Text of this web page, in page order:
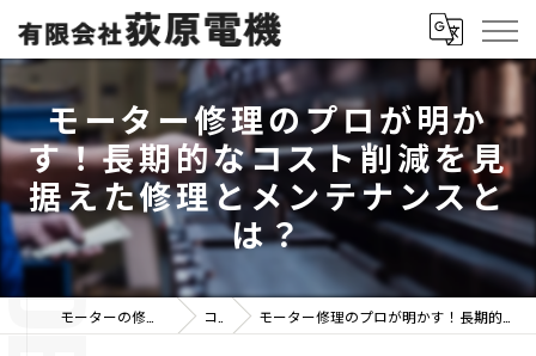
モーター修理のプロが明か
す！長期的なコスト削減を見
据えた修理とメンテナンスと
は？
コラム モーター修理のプロが明かす！長期的なコスト削減を見据えた修理とメンテナンスとは？